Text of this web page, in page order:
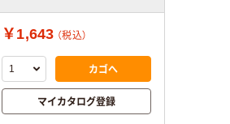
￥1,643 （税込）
カゴへ
マイカタログ登録